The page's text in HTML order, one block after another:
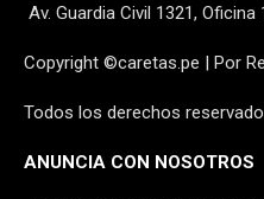
Av. Guardia Civil 1321,
Copyright ©caretas.pe | Por
Todos los derechos
ANUNCIA CON NOSOTROS